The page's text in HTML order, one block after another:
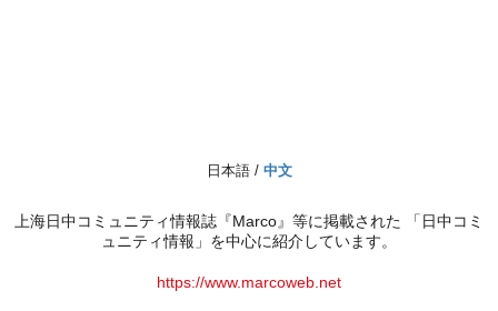
日本語 / 中文
上海日中コミュニティ情報誌『Marco』等に掲載された 「日中コミ
ュニティ情報」を中心に紹介しています。
https://www.marcoweb.net